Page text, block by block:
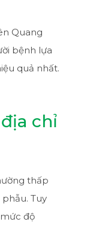
Quang
bệnh lựa
quả nhất.
chỉ
thấp
Tuy
độ